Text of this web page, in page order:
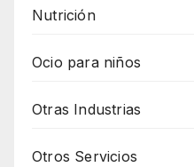
Nutrición
Ocio para niños
Otras Industrias
Otros Servicios